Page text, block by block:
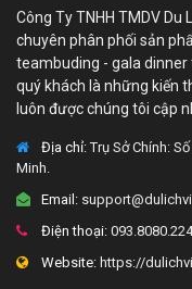
Công Ty TNHH TMDV Du
chuyên phân phối sản
teambuding - gala dinner
quý khách là những kiến
luôn được chúng tôi cập
Địa chỉ:Trụ Sở Chính:
Minh.
Email:
Điện thoại:
Website: https://